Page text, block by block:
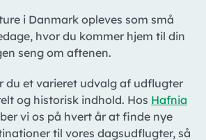
i Danmark opleves som små
hvor du kommer hjem til din
seng om aftenen.
du et varieret udvalg af udflugter
og historisk indhold. Hos Hafnia
vi os på hvert år at finde nye
til vores dagsudflugter, så